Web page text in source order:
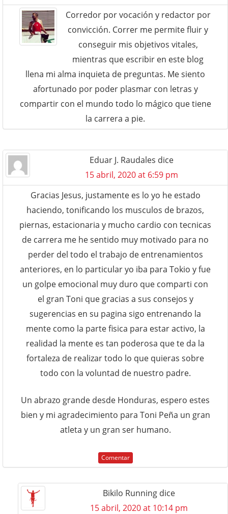
Corredor por vocación y redactor por
convicción. Correr me permite fluir y
conseguir mis objetivos vitales,
mientras que escribir en este blog
llena mi alma inquieta de preguntas. Me siento
afortunado por poder plasmar con letras y
compartir con el mundo todo lo mágico que tiene
la carrera a pie.
Eduar J. Raudales dice
15 abril, 2020 at 6:59 pm
Gracias Jesus, justamente es lo yo he estado
haciendo, tonificando los musculos de brazos,
piernas, estacionaria y mucho cardio con tecnicas
de carrera me he sentido muy motivado para no
perder del todo el trabajo de entrenamientos
anteriores, en lo particular yo iba para Tokio y fue
un golpe emocional muy duro que comparti con
el gran Toni que gracias a sus consejos y
sugerencias en su pagina sigo entrenando la
mente como la parte fisica para estar activo, la
realidad la mente es tan poderosa que te da la
fortaleza de realizar todo lo que quieras sobre
todo con la voluntad de nuestro padre.
Un abrazo grande desde Honduras, espero estes
bien y mi agradecimiento para Toni Peña un gran
atleta y un gran ser humano.
Comentar
Bikilo Running dice
15 abril, 2020 at 10:14 pm